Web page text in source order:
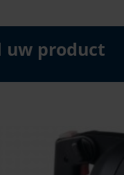
uw product